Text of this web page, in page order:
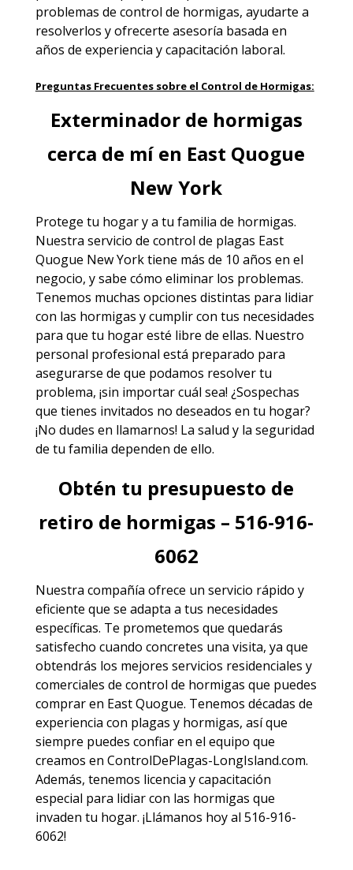
problemas de control de hormigas, ayudarte a
resolverlos y ofrecerte asesoría basada en
años de experiencia y capacitación laboral.
Preguntas Frecuentes sobre el Control de Hormigas:
Exterminador de hormigas
cerca de mí en East Quogue
New York
Protege tu hogar y a tu familia de hormigas.
Nuestra servicio de control de plagas East
Quogue New Yorktiene más de 10 años en el
negocio, y sabe cómo eliminar los problemas.
Tenemos muchas opciones distintas para lidiar
con las hormigas y cumplir con tus necesidades
para que tu hogar esté libre de ellas. Nuestro
personal profesional está preparado para
asegurarse de que podamos resolver tu
problema, ¡sin importar cuál sea! ¿Sospechas
que tienes invitados no deseados en tu hogar?
¡No dudes en llamarnos! La salud y la seguridad
de tu familia dependen de ello.
Obtén tu presupuesto de
retiro de hormigas – 516-916-
6062
Nuestra compañía ofrece un servicio rápido y
eficiente que se adapta a tus necesidades
específicas. Te prometemos que quedarás
satisfecho cuando concretes una visita, ya que
obtendrás los mejores servicios residenciales y
comerciales de control de hormigas que puedes
comprar en East Quogue. Tenemos décadas de
experiencia con plagas y hormigas, así que
siempre puedes confiar en el equipo que
creamos en ControlDePlagas-LongIsland.com.
Además, tenemos licencia y capacitación
especial para lidiar con las hormigas que
invaden tu hogar. ¡Llámanos hoy al 516-916-
6062!